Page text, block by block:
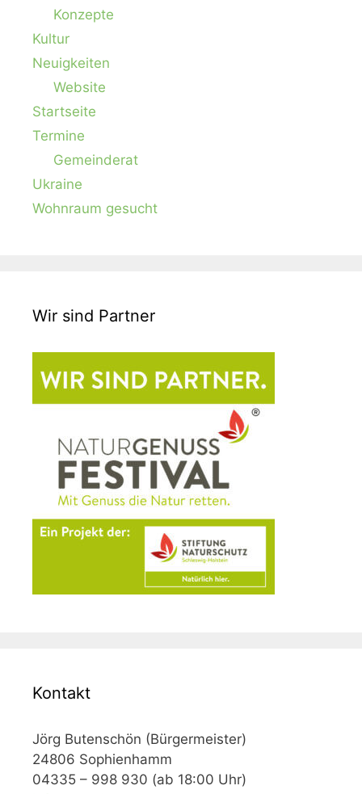
Konzepte
Kultur
Neuigkeiten
Website
Startseite
Termine
Gemeinderat
Ukraine
Wohnraum gesucht
Wir sind Partner
Kontakt
Jörg Butenschön (Bürgermeister)
24806 Sophienhamm
04335 – 998 930 (ab 18:00 Uhr)